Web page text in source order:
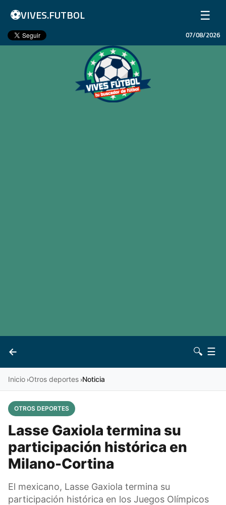
⚽VIVES.FUTBOL ☰
Inicio
07/08/2026
←
Vives 🔍 ☰
Inicio ›Otros deportes ›Noticia
OTROS DEPORTES
Lasse Gaxiola termina su
participación histórica en
Milano-Cortina
El mexicano, Lasse Gaxiola termina su
participación histórica en los Juegos Olímpicos